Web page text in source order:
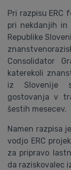
Pri razpisu ERC
pri nekdanjih in
Republike
Consolidator
katerekoli
iz Slovenije
gostovanja v
šestih mesecev.
Namen razpisa
vodjo ERC
za pripravo
da raziskovalec